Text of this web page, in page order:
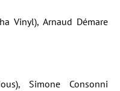
Vinyl), Arnaud Démare
Simone Consonni